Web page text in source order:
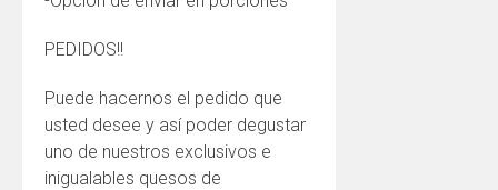
PEDIDOS!!
Puede hacernos el pedido que
usted desee y así poder degustar
uno de nuestros exclusivos e
inigualables quesos de